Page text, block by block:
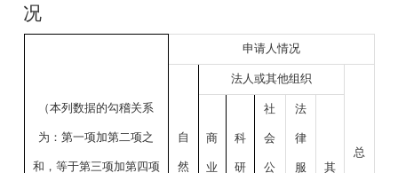
况
（本列数据的勾稽关系
为：第一项加第二项之
和，等于第三项加第四项
申请人情况
自
然
法人或其他组织
总
商
业
科
研
社
会
公
法
律
服 其